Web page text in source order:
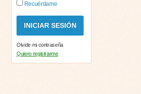
Recuérdame
Olvide mi contraseña
Quiero registrarme